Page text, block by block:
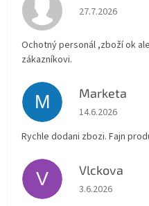
Hodnocení
27.7.2026
Ochotný personál ,zboží ok
zákazníkovi.
M Marketa
Hodnocení
14.6.2026
Rychle dodani zbozi. Fajn
V Vlckova
Hodnocení
3.6.2026